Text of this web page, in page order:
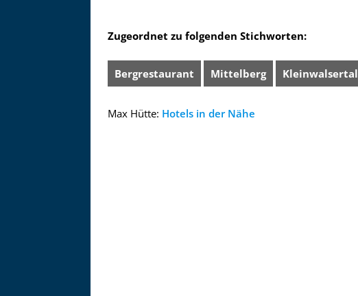
Zugeordnet zu folgenden Stichworten:
Bergrestaurant Mittelberg Kleinwalsertal
Max Hütte: Hotels in der Nähe